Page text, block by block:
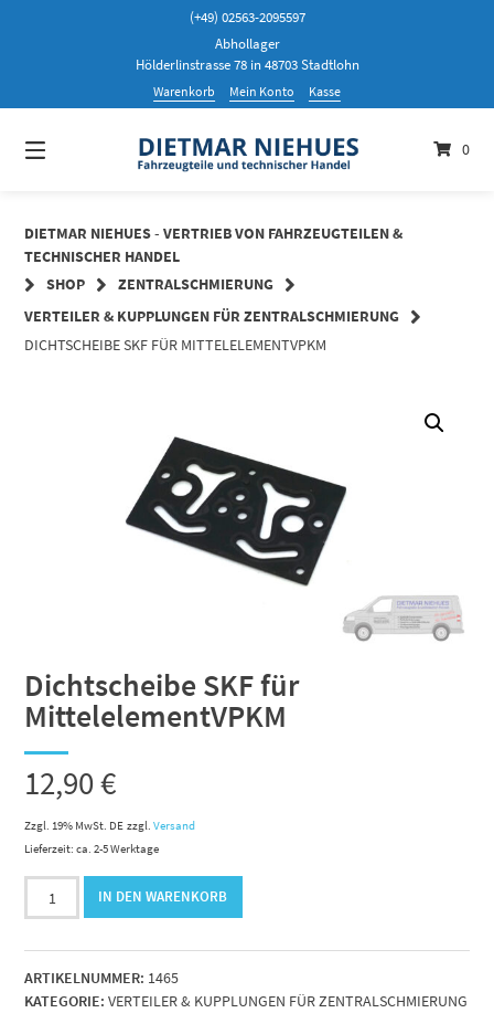
(+49) 02563-2095597
Abhollager
Hölderlinstrasse 78 in 48703 Stadtlohn
Warenkorb Mein Konto Kasse
0
DIETMAR NIEHUES - VERTRIEB VON FAHRZEUGTEILEN &
TECHNISCHER HANDEL
SHOP
ZENTRALSCHMIERUNG
VERTEILER & KUPPLUNGEN FÜR ZENTRALSCHMIERUNG
DICHTSCHEIBE SKF FÜR MITTELELEMENTVPKM
Dichtscheibe SKF für
MittelelementVPKM
12,90€
Zzgl. 19% MwSt. DE zzgl.Versand
Lieferzeit: ca. 2-5 Werktage
Dichtscheibe
MittelelementVPKM
Menge
IN DEN WARENKORB
ARTIKELNUMMER: 1465
KATEGORIE: VERTEILER & KUPPLUNGEN FÜR ZENTRALSCHMIERUNG